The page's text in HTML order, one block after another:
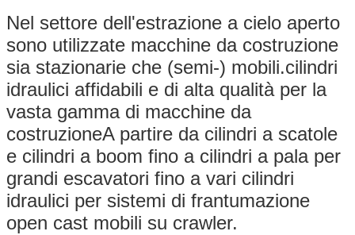
Nel settore dell'estrazione a cielo aperto
sono utilizzate macchine da costruzione
sia stazionarie che (semi-) mobili.cilindri
idraulici affidabili e di alta qualità per la
vasta gamma di macchine da
costruzioneA partire da cilindri a scatole
e cilindri a boom fino a cilindri a pala per
grandi escavatori fino a vari cilindri
idraulici per sistemi di frantumazione
open cast mobili su crawler.